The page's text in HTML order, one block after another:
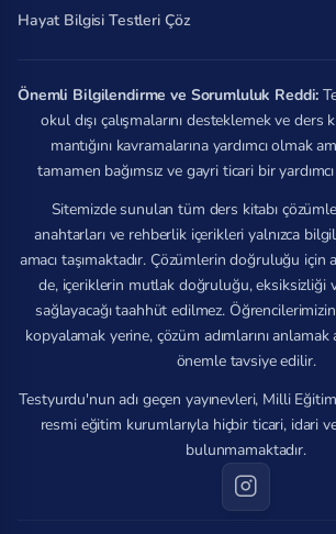
Hayat Bilgisi Testleri Çöz
Önemli Bilgilendirme ve Sorumluluk Reddi:
okul dışı çalışmalarını desteklemek ve ders
mantığını kavramalarına yardımcı olmak
tamamen bağımsız ve gayri ticari bir
Sitemizde sunulan tüm ders kitabı
anahtarları ve rehberlik içerikleri yalnızca
amacı taşımaktadır. Çözümlerin doğruluğu için
de, içeriklerin mutlak doğruluğu, eksiksizliği
sağlayacağı taahhüt edilmez.
kopyalamak yerine, çözüm adımlarını anlamak
önemle tavsiye edilir.
Testyurdu'nun adı geçen yayınevleri, Milli
resmi eğitim kurumlarıyla hiçbir ticari, idari
bulunmamaktadır.